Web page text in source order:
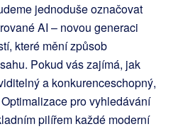
jednoduše označovat
AI – novou generaci
které mění způsob
Pokud vás zajímá, jak
a konkurenceschopný,
pro vyhledávání
pilířem každé moderní